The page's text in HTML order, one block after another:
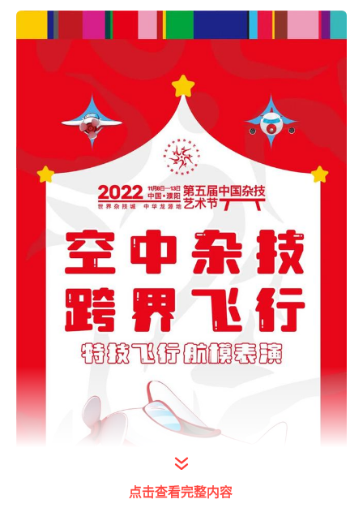
点击查看完整内容